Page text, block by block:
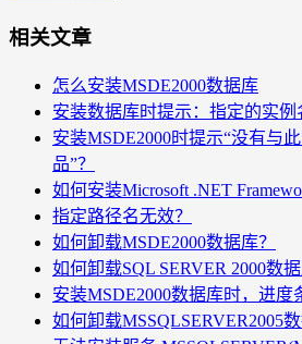
相关文章
怎么安装MSDE2000数据库
安装数据库时提示：指定的实例
安装MSDE2000时提示“没有与
品”？
如何安装Microsoft .NET
指定路径名无效？
如何卸载MSDE2000数据库？
如何卸载SQL SERVER 2000数据
安装MSDE2000数据库时，进度
如何卸载MSSQLSERVER2005数